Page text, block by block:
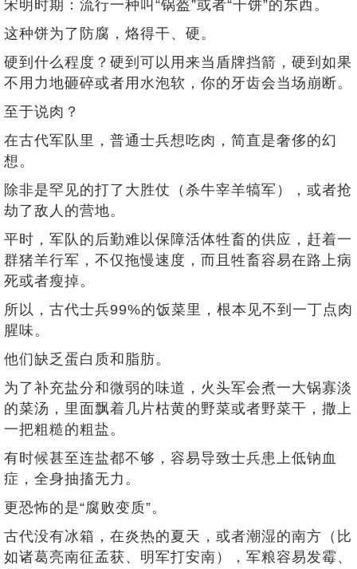
宋明时期：流行一种叫“锅盔”或者“干饼”的东西。
这种饼为了防腐，烙得干、硬。
硬到什么程度？硬到可以用来当盾牌挡箭，硬到如果
不用力地砸碎或者用水泡软，你的牙齿会当场崩断。
至于说肉？
在古代军队里，普通士兵想吃肉，简直是奢侈的幻
想。
除非是罕见的打了大胜仗（杀牛宰羊犒军），或者抢
劫了敌人的营地。
平时，军队的后勤难以保障活体牲畜的供应，赶着一
群猪羊行军，不仅拖慢速度，而且牲畜容易在路上病
死或者瘦掉。
所以，古代士兵99%的饭菜里，根本见不到一丁点肉
腥味。
他们缺乏蛋白质和脂肪。
为了补充盐分和微弱的味道，火头军会煮一大锅寡淡
的菜汤，里面飘着几片枯黄的野菜或者野菜干，撒上
一把粗糙的粗盐。
有时候甚至连盐都不够，容易导致士兵患上低钠血
症，全身抽搐无力。
更恐怖的是“腐败变质”。
古代没有冰箱，在炎热的夏天，或者潮湿的南方（比
如诸葛亮南征孟获、明军打安南），军粮容易发霉、